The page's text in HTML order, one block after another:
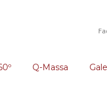
Q-Massa